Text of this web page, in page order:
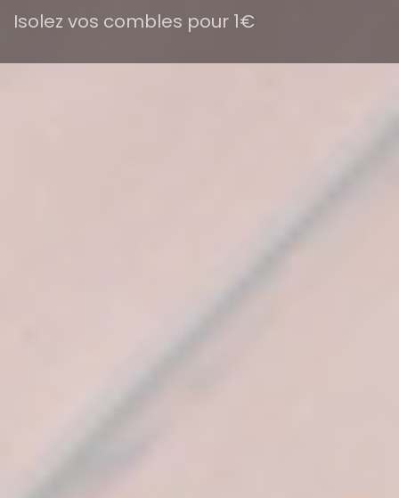
Isolez vos combles pour 1€